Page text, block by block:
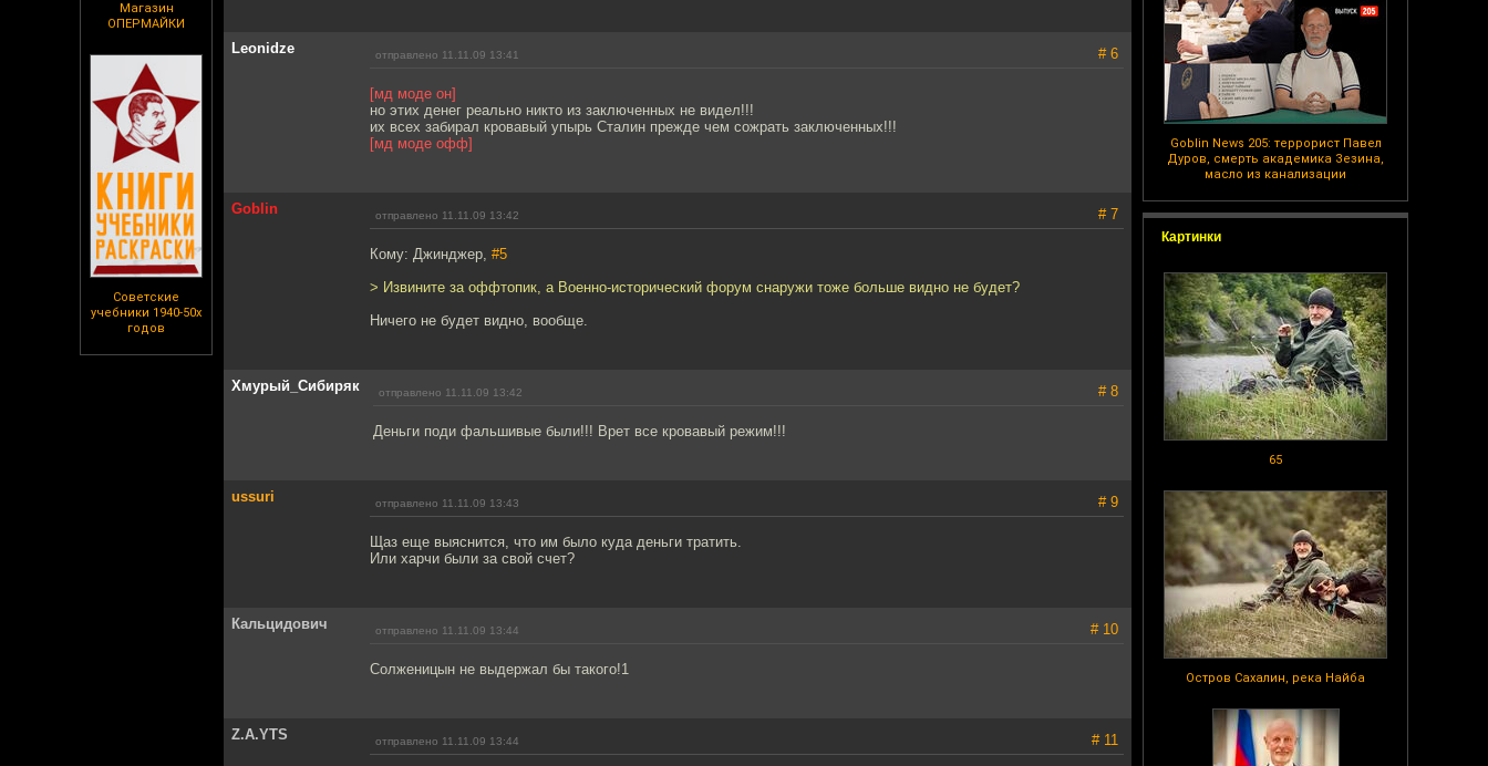
Магазин
ОПЕРМАЙКИ
Советские
учебники 1940-50х
годов
Goblin News 205: террорист Павел
Дуров, смерть академика Зезина,
масло из канализации
Картинки
65
Остров Сахалин, река Найба
Leonidze отправлено 11.11.09 13:41 # 6
[мд моде он]
но этих денег реально никто из заключенных не видел!!!
их всех забирал кровавый упырь Сталин прежде чем сожрать заключенных!!!
[мд моде офф]
Goblin отправлено 11.11.09 13:42 # 7
Кому: Джинджер, #5
> Извините за оффтопик, а Военно-исторический форум снаружи тоже больше видно не будет?
Ничего не будет видно, вообще.
Хмурый_Сибиряк отправлено 11.11.09 13:42 # 8
Деньги поди фальшивые были!!! Врет все кровавый режим!!!
ussuri отправлено 11.11.09 13:43 # 9
Щаз еще выяснится, что им было куда деньги тратить.
Или харчи были за свой счет?
Кальцидович отправлено 11.11.09 13:44 # 10
Солженицын не выдержал бы такого!1
Z.A.YTS отправлено 11.11.09 13:44 # 11